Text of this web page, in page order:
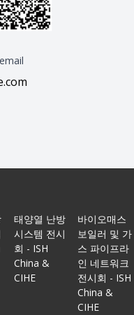
태양열 난방
시스템 전시
회 - ISH
China &
CIHE
바이오매스
보일러 및 가
스 파이프라
인 네트워크
전시회 - ISH
China &
CIHE